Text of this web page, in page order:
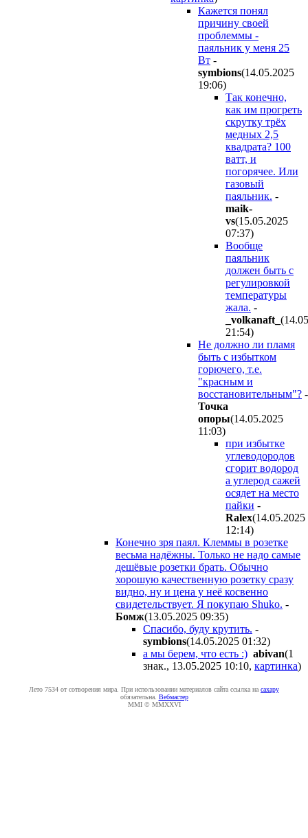
Кажется понял
причину своей
проблеммы -
паяльник у меня 25
Вт -
symbions(14.05.2025
19:06)
Так конечно,
как им прогреть
скрутку трёх
медных 2,5
квадрата? 100
ватт, и
погорячее. Или
газовый
паяльник. -
maik-
vs(15.05.2025
07:37)
Вообще
паяльник
должен быть с
регулировкой
температуры
жала. -
_volkanaft_
21:54)
Не должно ли пламя
быть с избытком
горючего, т.е.
"красным и
восстановительным"? -
Toчкa
oпopы(14.05.2025
11:03)
при избытке
углеводородов
сгорит водород
а углерод сажей
осядет на место
пайки -
Ralex(14.05.2025
12:14)
Конечно зря паял. Клеммы в розетке
весьма надёжны. Только не надо самые
дешёвые розетки брать. Обычно
хорошую качественную розетку сразу
видно, ну и цена у неё косвенно
свидетельствует. Я покупаю Shuko. -
Бoмж(13.05.2025 09:35)
Спасибо, буду крутить. -
symbions(14.05.2025 01:32)
а мы берем, что есть :) abivan(1
знак., 13.05.2025 10:10, картинка)
Лето 7534 от сотворения мира. При использовании материалов сайта ссылка на caxapу
обязательна. Вебмастер
MMI © MMXXVI